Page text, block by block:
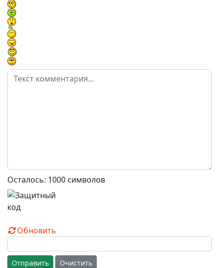
Осталось: 1000 символов
Обновить
Отправить Очистить